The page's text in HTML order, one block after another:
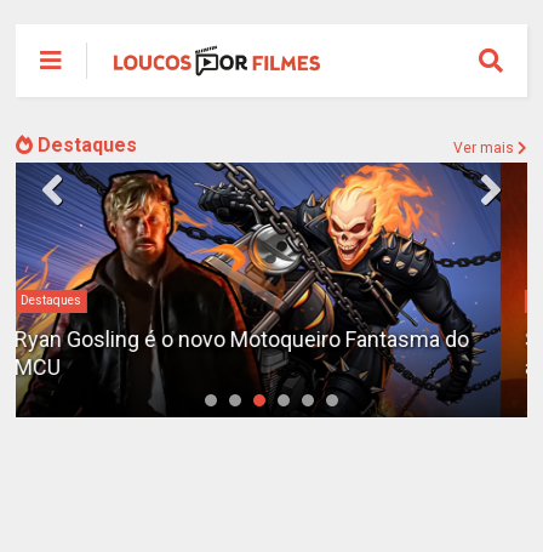
Destaques Ver mais
#DC
Sequência de "The Batman" ganha teaser e é
adiada para 2028